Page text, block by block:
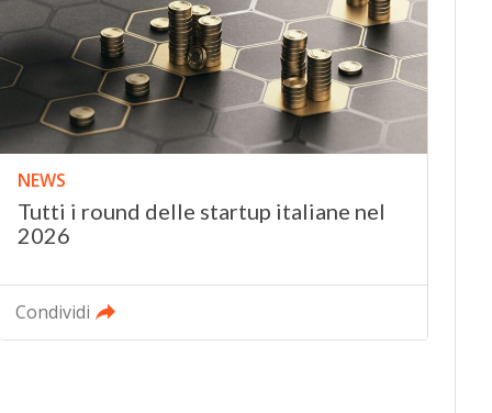
NEWS
Tutti i round delle startup italiane nel
2026
Condividi